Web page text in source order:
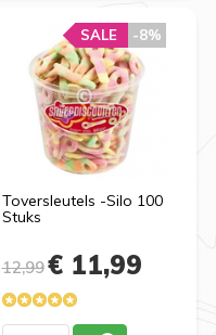
Toversleutels -Silo 100
Stuks
-8%
SALE
12,99€ 11,99